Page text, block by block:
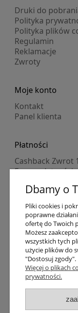
Druki do
Polityka
Polityka plików
Regulamin
Reklamacje
Zwroty
Moje konto
Kontakt
Panel klienta
Płatności
Cashback Zwrot
Formy płatności
Numer konta
PayPo kupujesz,
Progi rabatowe
Promocje
Dostawa
Czas wysyłki
Dostawa
Śledzenie
Śledzenie
Shipping abroad
Dbamy o
Pliki cookies i
poprawne
ofertę do Twoich
Możesz
wszystkich tych
użycie plików do
"Dostosuj zgody".
Więcej o plikach
prywatności.